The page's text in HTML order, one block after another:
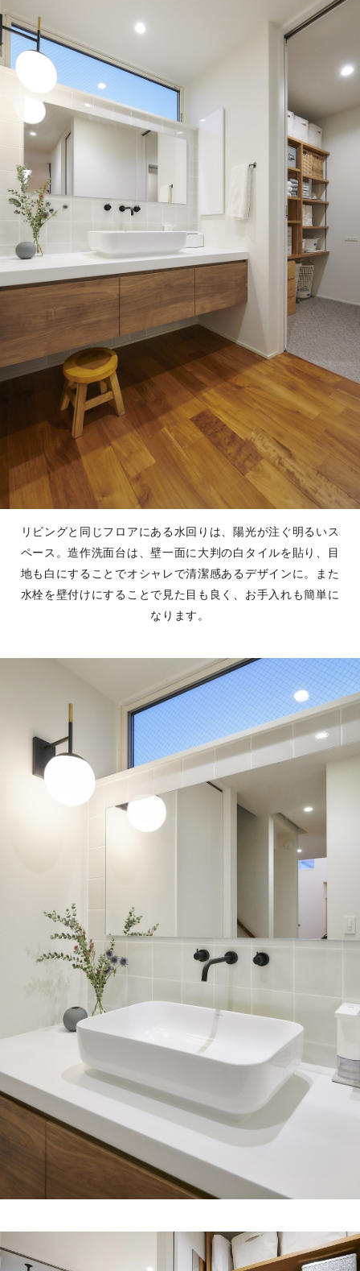
リビングと同じフロアにある水回りは、陽光が注ぐ明るいス
ペース。造作洗面台は、壁一面に大判の白タイルを貼り、目
地も白にすることでオシャレで清潔感あるデザインに。また
水栓を壁付けにすることで見た目も良く、お手入れも簡単に
なります。